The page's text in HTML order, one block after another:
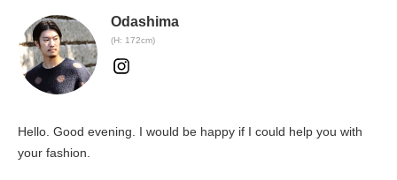
Odashima
(H: 172cm)
Hello. Good evening. I would be happy if I could help you with
your fashion.